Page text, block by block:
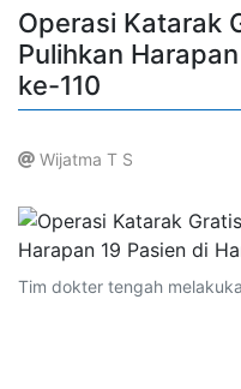
Operasi Katarak
Pulihkan
ke-110
Wijatma T S
Tim dokter tengah